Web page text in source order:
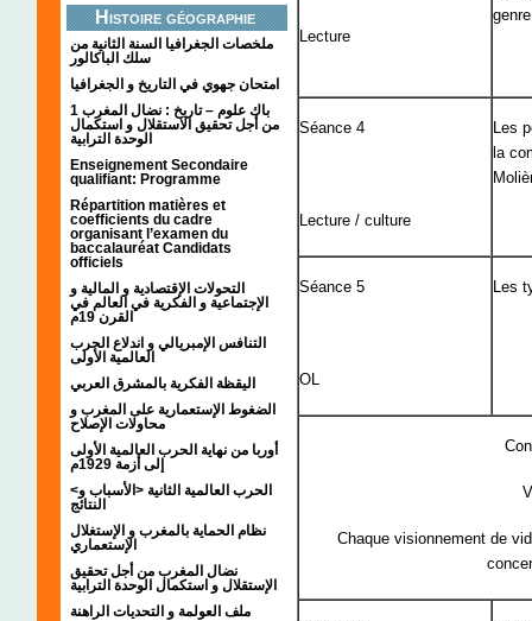
Histoire géographie
ملخصات الجغرافيا السنة الثانية من
سلك الباكالور
امتحان جهوي في التاريخ و الجغرافيا
1 باك علوم – تاريخ : نضال المغرب
من أجل تحقيق الاستقلال و استكمال
الوحدة الترابية
Enseignement Secondaire
qualifiant: Programme
Répartition matières et
coefficients du cadre
organisant l’examen du
baccalauréat Candidats
officiels
التحولات الإقتصادية و المالية و
الإجتماعية و الفكرية في العالم في
القرن 19م
التنافس الإمبريالي و اندلاع الحرب
العالمية الأولى
اليقظة الفكرية بالمشرق العربي
الضغوط الإستعمارية على المغرب و
محاولات الإصلاح
أوربا من نهاية الحرب العالمية الأولى
إلى أزمة 1929م
<الحرب العالمية الثانية <الأسباب و
النتائج
نظام الحماية بالمغرب و الإستغلال
الإستعماري
نضال المغرب من أجل تحقيق
الإستقلال و استكمال الوحدة الترابية
ملف العولمة و التحديات الراهنة
Lecture
Séance 4
Lecture / culture
Les
la
Séance 5
OL
Les
Chaque visionnement de